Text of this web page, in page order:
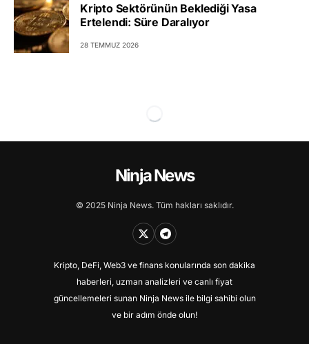
Kripto Sektörünün Beklediği Yasa
Ertelendi: Süre Daralıyor
28 TEMMUZ 2026
Ninja News
© 2025 Ninja News. Tüm hakları saklıdır.
Kripto, DeFi, Web3 ve finans konularında son dakika
haberleri, uzman analizleri ve canlı fiyat
güncellemeleri sunan Ninja News ile bilgi sahibi olun
ve bir adım önde olun!